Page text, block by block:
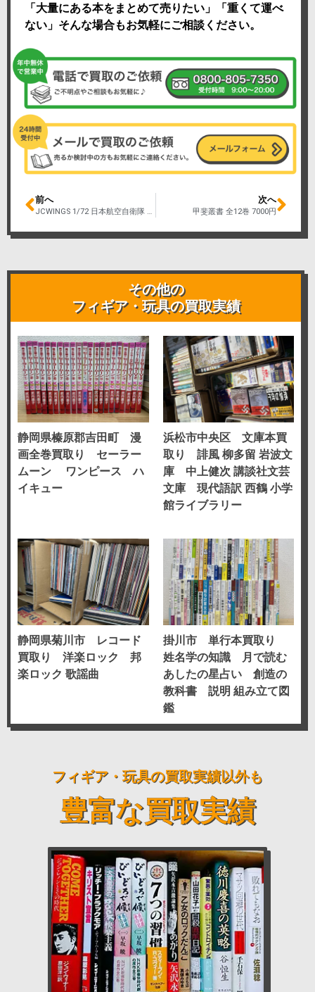
「大量にある本をまとめて売りたい」「重くて運べ
ない」そんな場合もお気軽にご相談ください。
前へ
JCWINGS 1/72 日本航空自衛隊 F-15J EAGLE イーグル 60周年 第201飛行隊 5000 円
次へ
甲斐叢書 全12巻 7000円
その他の
フィギア・玩具の買取実績
静岡県榛原郡吉田町 漫
画全巻買取り セーラー
ムーン ワンピース ハ
イキュー
浜松市中央区 文庫本買
取り 誹風 柳多留 岩波文
庫 中上健次 講談社文芸
文庫 現代語訳 西鶴 小学
館ライブラリー
静岡県菊川市 レコード
買取り 洋楽ロック 邦
楽ロック 歌謡曲
掛川市 単行本買取り
姓名学の知識 月で読む
あしたの星占い 創造の
教科書 説明 組み立て図
鑑
フィギア・玩具の買取実績以外も
豊富な買取実績